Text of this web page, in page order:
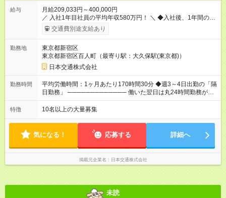
給与
月給209,033円～400,000円
／ 入社1年目社員の平均年収580万円！ ＼ ◆入社後、1年間の給
与保証あり！ ─────────────── 乗務にじっくりと慣れて
いただけるよう、売上に関係なく給与を保証します。保証額以
たします。 【入社1～3カ月目】月給40万円保証 【入社4～12カ
月目】月給35万円保証 【入社13カ月以降】月給20万9033円＋
歩合＋賞与年3回 ※上記には、一律支給の手当を含みます。
※「厚生労働省のタクシー運転者の最低賃金計算方法に基づ
く」 ◆業界最高水準の歩合率で還元！ ───────────────
売上の62%が歩合や賞与として還元されるため、頑張った分だ
も！ 【試用期間】試用期間あり 試用期間の長さ：3ヶ月 雇用形
態、給与は本採用時と同じです。 試用期間中の労働条件は本採
用と同じです。
交通費別途支給あり
勤務地
東京都新宿区
東京都新宿区百人町（最寄り駅：大久保駅(東京都)）
日本交通株式会社
勤務時間
平均労働時間：1ヶ月あたり170時間30分 ◆週3～4日出勤の「隔
日勤務」 ───────────── 働いた翌日は丸24時間勤務が入
りません。 ◆最も稼ぎやすい時間帯で勤務
───────────── シフトは、15：00～翌10：00 ※月間労働
7.5h ※残業は基本的にありません 平均労働時間：1ヶ月あたり
170時間30分 ◆週3～4日出勤の「隔日勤務」
───────────── 働いた翌日は丸24時間勤務が入りませ
ん。 ◆最も稼ぎやすい時間帯で勤務 ───────────── シフ
トは、15：00～翌10：00 ※月間労働時間170.5h ※1回の乗務は
15.5h（休憩3h） ※研修中は実働時間7.5h ※残業は基本的にあり
特徴 10名以上の大量募集
気になる！ 応募する 詳細へ
掲載元企業名 日本交通株式会社
未読